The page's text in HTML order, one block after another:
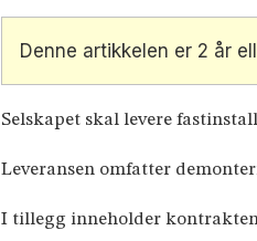
Denne artikkelen er 2 år
Selskapet skal levere
Leveransen omfatter
I tillegg inneholder kontrakten